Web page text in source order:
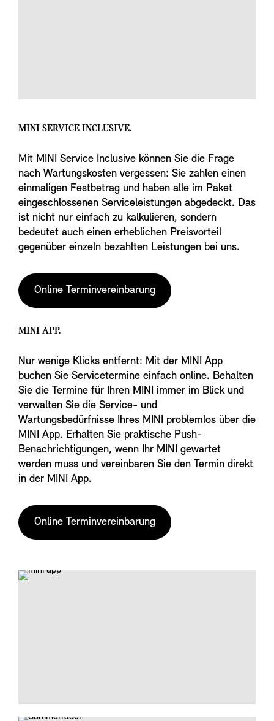
MINI SERVICE INCLUSIVE.
Mit MINI Service Inclusive können Sie die Frage
nach Wartungskosten vergessen: Sie zahlen einen
einmaligen Festbetrag und haben alle im Paket
eingeschlossenen Serviceleistungen abgedeckt. Das
ist nicht nur einfach zu kalkulieren, sondern
bedeutet auch einen erheblichen Preisvorteil
gegenüber einzeln bezahlten Leistungen bei uns.
Online Terminvereinbarung
MINI APP.
Nur wenige Klicks entfernt: Mit der MINI App
buchen Sie Servicetermine einfach online. Behalten
Sie die Termine für Ihren MINI immer im Blick und
verwalten Sie die Service- und
Wartungsbedürfnisse Ihres MINI problemlos über die
MINI App. Erhalten Sie praktische Push-
Benachrichtigungen, wenn Ihr MINI gewartet
werden muss und vereinbaren Sie den Termin direkt
in der MINI App.
Online Terminvereinbarung